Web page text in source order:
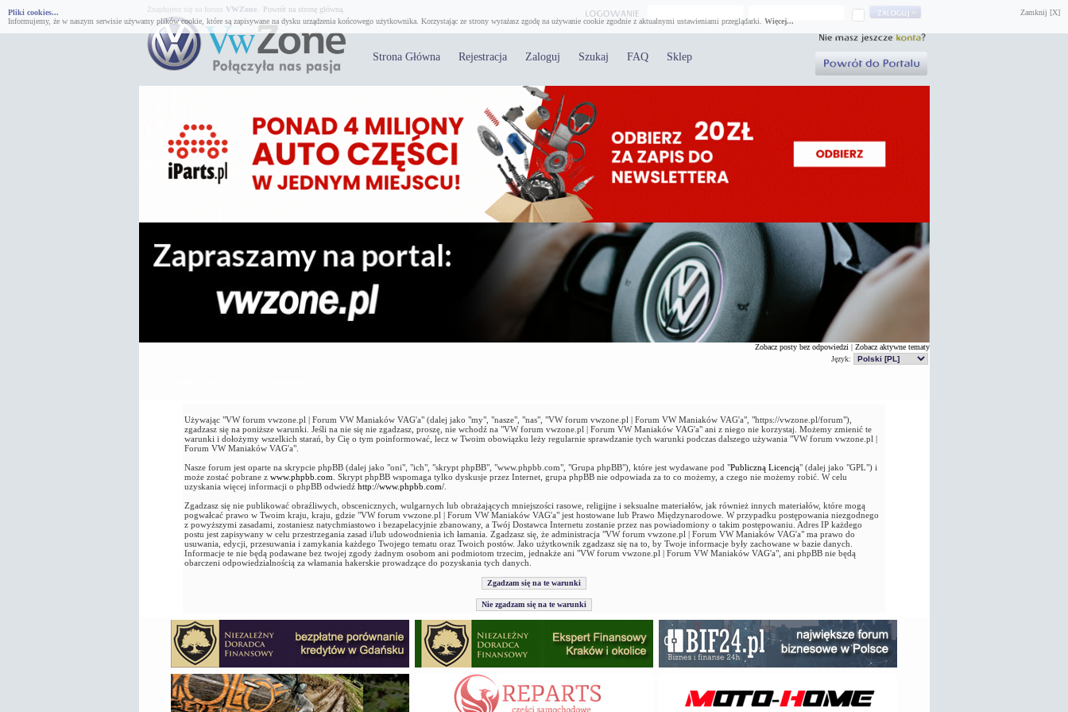
Zamknij [X]
Pliki cookies...
Informujemy, że w naszym serwisie używamy plików cookie, które są zapisywane na dysku urządzenia końcowego użytkownika. Korzystając ze strony wyrażasz zgodę na używanie cookie zgodnie z aktualnymi ustawieniami przeglądarki. Więcej...
Znajdujesz się na forum VWZone. Powrót na stronę główną.
Strona Główna Rejestracja Zaloguj Szukaj FAQ Sklep
Zobacz posty bez odpowiedzi | Zobacz aktywne tematy
Język:
Używając "VW forum vwzone.pl | Forum VW Maniaków VAG'a" (dalej jako "my", "nasze", "nas", "VW forum vwzone.pl | Forum VW Maniaków VAG'a", "https://vwzone.pl/forum"),
zgadzasz się na poniższe warunki. Jeśli na nie się nie zgadzasz, proszę, nie wchodź na "VW forum vwzone.pl | Forum VW Maniaków VAG'a" ani z niego nie korzystaj. Możemy zmienić te
warunki i dołożymy wszelkich starań, by Cię o tym poinformować, lecz w Twoim obowiązku leży regularnie sprawdzanie tych warunki podczas dalszego używania "VW forum vwzone.pl |
Forum VW Maniaków VAG'a".
Nasze forum jest oparte na skrypcie phpBB (dalej jako "oni", "ich", "skrypt phpBB", "www.phpbb.com", "Grupa phpBB"), które jest wydawane pod "Publiczną Licencją" (dalej jako "GPL") i
może zostać pobrane z www.phpbb.com . Skrypt phpBB wspomaga tylko dyskusje przez Internet, grupa phpBB nie odpowiada za to co możemy, a czego nie możemy robić. W celu
uzyskania więcej informacji o phpBB odwiedź http://www.phpbb.com/
Zgadzasz się nie publikować obraźliwych, obscenicznych, wulgarnych lub obrażających mniejszości rasowe, religijne i seksualne materiałów, jak również innych materiałów, które mogą
pogwałcać prawo w Twoim kraju, kraju, gdzie "VW forum vwzone.pl | Forum VW Maniaków VAG'a" jest hostowane lub Prawo Międzynarodowe. W przypadku postępowania niezgodnego
z powyższymi zasadami, zostaniesz natychmiastowo i bezapelacyjnie zbanowany, a Twój Dostawca Internetu zostanie przez nas powiadomiony o takim postępowaniu. Adres IP każdego
postu jest zapisywany w celu przestrzegania zasad i/lub udowodnienia ich łamania. Zgadzasz się, że administracja "VW forum vwzone.pl | Forum VW Maniaków VAG'a" ma prawo do
usuwania, edycji, przesuwania i zamykania każdego Twojego tematu oraz Twoich postów. Jako użytkownik zgadzasz się na to, by Twoje informacje były zachowane w bazie danych.
Informacje te nie będą podawane bez twojej zgody żadnym osobom ani podmiotom trzecim, jednakże ani "VW forum vwzone.pl | Forum VW Maniaków VAG'a", ani phpBB nie będą
obarczeni odpowiedzialnością za włamania hakerskie prowadzące do pozyskania tych danych.